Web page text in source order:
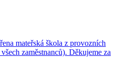
mateřská škola z provozních
zaměstnanců). Děkujeme za